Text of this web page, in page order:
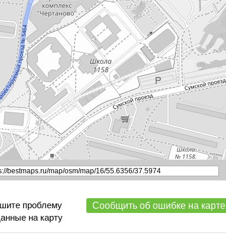
проблему
на карту
Сообщить об ошибке на карте